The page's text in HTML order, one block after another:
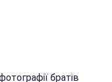
братів